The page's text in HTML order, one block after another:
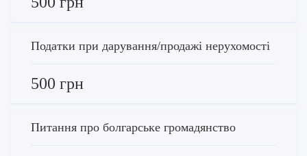
Податки при дарування/продажі нерухомості
500 грн
Питання про болгарське громадянство